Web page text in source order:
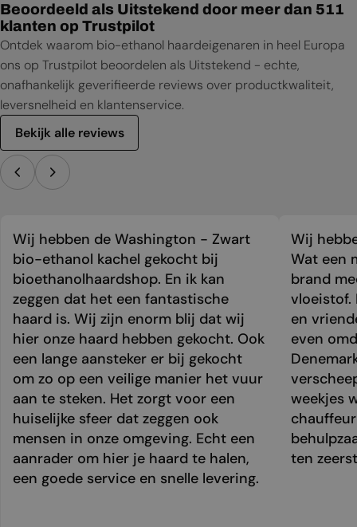
Beoordeeld als Uitstekend door meer dan 511
klanten op Trustpilot
Ontdek waarom bio-ethanol haardeigenaren in heel Europa
ons op Trustpilot beoordelen als Uitstekend - echte,
onafhankelijk geverifieerde reviews over productkwaliteit,
leversnelheid en klantenservice.
Bekijk alle reviews
Wij hebben de Washington - Zwart
bio-ethanol kachel gekocht bij
bioethanolhaardshop. En ik kan
zeggen dat het een fantastische
haard is. Wij zijn enorm blij dat wij
hier onze haard hebben gekocht. Ook
een lange aansteker er bij gekocht
om zo op een veilige manier het vuur
aan te steken. Het zorgt voor een
huiselijke sfeer dat zeggen ook
mensen in onze omgeving. Echt een
aanrader om hier je haard te halen,
een goede service en snelle levering.
Wij
Wat een
brand
vloeistof.
en
even
weekjes
ten